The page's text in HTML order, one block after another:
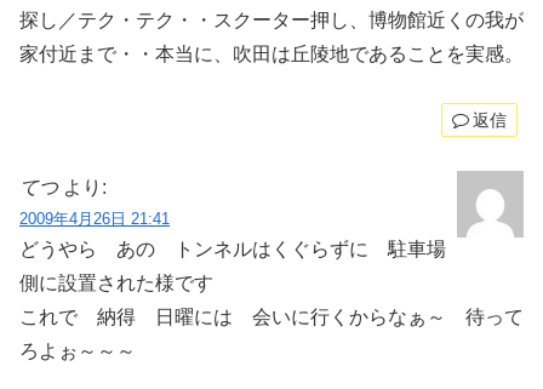
探し／テク・テク・・スクーター押し、博物館近くの我が
家付近まで・・本当に、吹田は丘陵地であることを実感。
返信
てつ より:
2009年4月26日 21:41
どうやら あの トンネルはくぐらずに 駐車場
側に設置された様です
これで 納得 日曜には 会いに行くからなぁ～ 待って
ろよぉ～～～